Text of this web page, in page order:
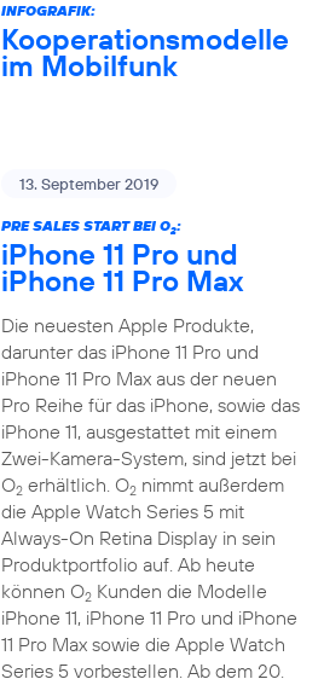
INFOGRAFIK:
Kooperationsmodelle
im Mobilfunk
13. September 2019
PRE SALES START BEI O2:
iPhone 11 Pro und
iPhone 11 Pro Max
Die neuesten Apple Produkte,
darunter das iPhone 11 Pro und
iPhone 11 Pro Max aus der neuen
Pro Reihe für das iPhone, sowie das
iPhone 11, ausgestattet mit einem
Zwei-Kamera-System, sind jetzt bei
O2erhältlich. O2nimmt außerdem
die Apple Watch Series 5 mit
Always-On Retina Display in sein
Produktportfolio auf. Ab heute
können O2Kunden die Modelle
iPhone 11, iPhone 11 Pro und iPhone
11 Pro Max sowie die Apple Watch
Series 5 vorbestellen. Ab dem 20.